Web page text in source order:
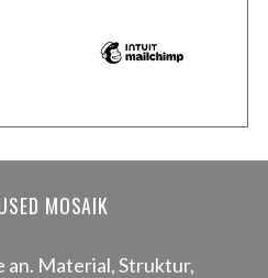
MOSAIK
an. Material, Struktur,